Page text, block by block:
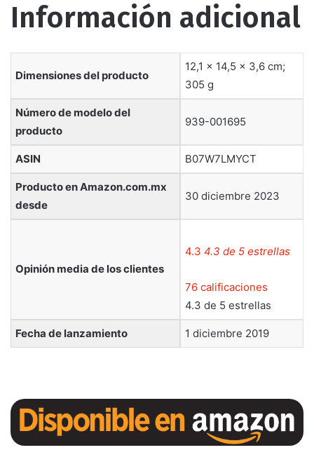
Información adicional
Dimensiones del producto
12,1 x 14,5 x 3,6 cm;
305 g
Número de modelo del
producto
939-001695
ASIN B07W7LMYCT
Producto en Amazon.com.mx
desde
30 diciembre 2023
Opinión media de los clientes
4.3 4.3 de 5 estrellas
76 calificaciones
4.3 de 5 estrellas
Fecha de lanzamiento 1 diciembre 2019